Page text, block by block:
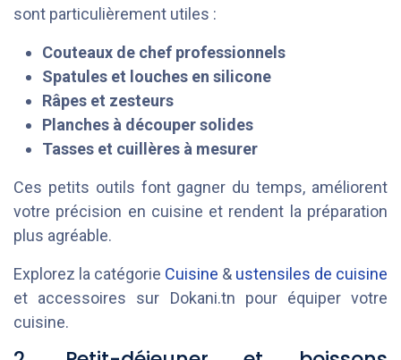
sont particulièrement utiles :
Couteaux de chef professionnels
Spatules et louches en silicone
Râpes et zesteurs
Planches à découper solides
Tasses et cuillères à mesurer
Ces petits outils font gagner du temps, améliorent
votre précision en cuisine et rendent la préparation
plus agréable.
Explorez la catégorie Cuisine & ustensiles de cuisine
et accessoires sur Dokani.tn pour équiper votre
cuisine.